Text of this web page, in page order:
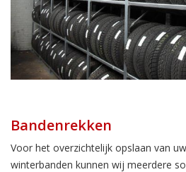
Bandenrekken
Voor het overzichtelijk opslaan van
winterbanden kunnen wij meerdere